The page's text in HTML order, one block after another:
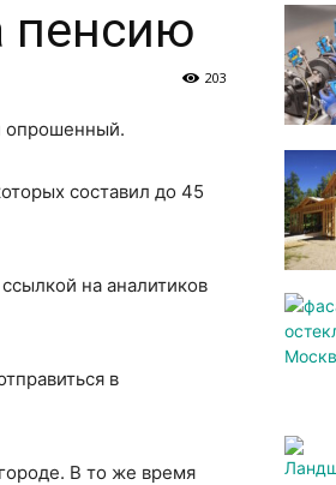
пенсию
203
опрошенный.
составил до 45
на аналитиков
в
В то же время